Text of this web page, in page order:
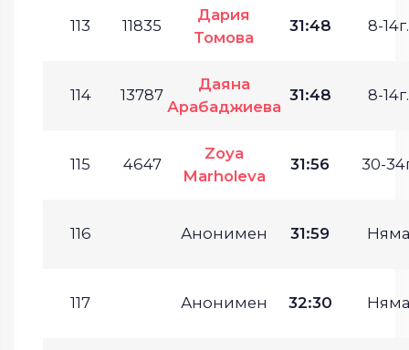
113 11835
Дария
Томова
31:48 8-14г.
114 13787
Даяна
Арабаджиева
31:48 8-14г.
115 4647
Zoya
Marholeva
31:56 30-
116 Анонимен 31:59 Няма
117 Анонимен 32:30 Няма